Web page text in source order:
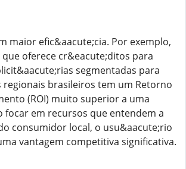
maior efic&aacute;cia. Por exemplo,
oferece cr&eacute;ditos para
segmentadas para
regionais brasileiros tem um Retorno
(ROI) muito superior a uma
focar em recursos que entendem a
consumidor local, o usu&aacute;rio
vantagem competitiva significativa.